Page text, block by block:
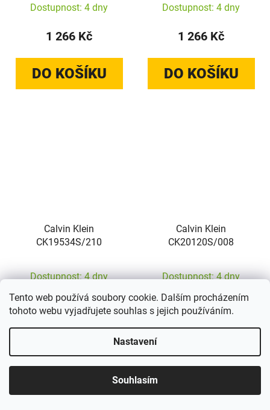
Tento web používá soubory cookie. Dalším procházením
tohoto webu vyjadřujete souhlas s jejich používáním.
Nastavení
Souhlasím
Dostupnost: 4 dny
1 266 Kč
DO KOŠÍKU
Dostupnost: 4 dny
1 266 Kč
DO KOŠÍKU
Calvin Klein
CK19534S/210
Dostupnost: 4 dny
1 266 Kč
Calvin Klein
CK20120S/008
Dostupnost: 4 dny
1 266 Kč